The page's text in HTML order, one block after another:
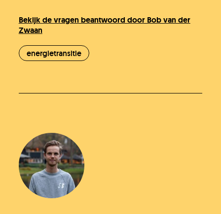
Bekijk de vragen beantwoord door Bob van der
Zwaan
energietransitie
Stel je vraag
In behandeling
Doneer!